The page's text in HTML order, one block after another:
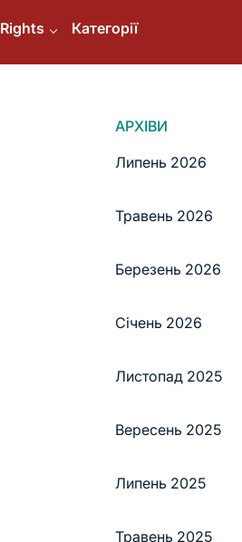
Rights Категорії
АРХІВИ
Липень 2026
Травень 2026
Березень 2026
Січень 2026
Листопад 2025
Вересень 2025
Липень 2025
Травень 2025